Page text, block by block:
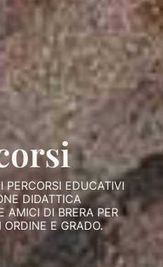
PERCORSI EDUCATIVI
DIDATTICA
AMICI DI BRERA PER
E GRADO.